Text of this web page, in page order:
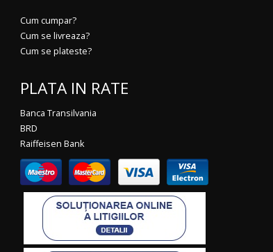
Cum cumpar?
Cum se livreaza?
Cum se plateste?
PLATA IN RATE
Banca Transilvania
BRD
Raiffeisen Bank